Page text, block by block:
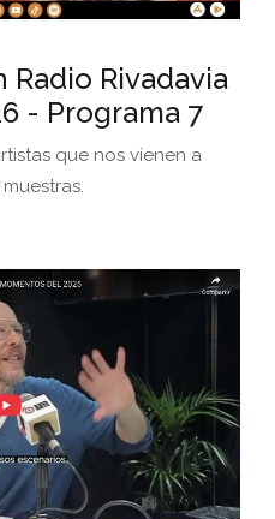
Radio Rivadavia
- Programa 7
que nos vienen a